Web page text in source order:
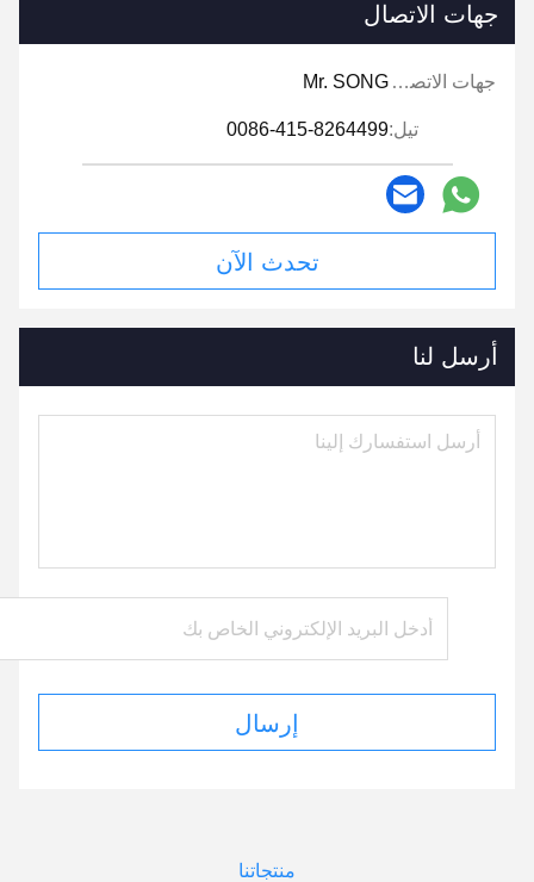
جهات الاتصال
جهات الاتصال: Mr. SONG
تيل:0086-415-8264499
تحدث الآن
أرسل لنا
إرسال
منتجاتنا